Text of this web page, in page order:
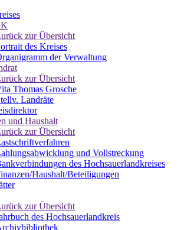
zur Übersicht
des Kreises
der Verwaltung
zur Übersicht
Thomas Grosche
Landräte
und Haushalt
zur Übersicht
und Vollstreckung
des Hochsauerlandkreises
Haushalt/Beteiligungen
zur Übersicht
des Hochsauerlandkreis